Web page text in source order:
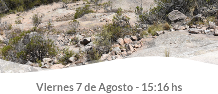
Viernes 7 de Agosto - 15:16 hs